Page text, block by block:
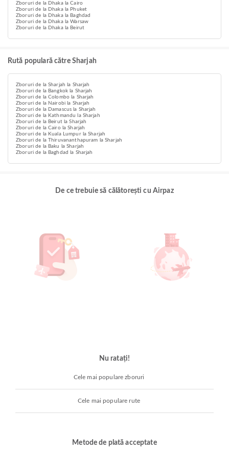
Zboruri de la Dhaka la Cairo
Zboruri de la Dhaka la Phuket
Zboruri de la Dhaka la Baghdad
Zboruri de la Dhaka la Warsaw
Zboruri de la Dhaka la Beirut
Rută populară către Sharjah
Zboruri de la Sharjah la Sharjah
Zboruri de la Bangkok la Sharjah
Zboruri de la Colombo la Sharjah
Zboruri de la Nairobi la Sharjah
Zboruri de la Damascus la Sharjah
Zboruri de la Kathmandu la Sharjah
Zboruri de la Beirut la Sharjah
Zboruri de la Cairo la Sharjah
Zboruri de la Kuala Lumpur la Sharjah
Zboruri de la Thiruvananthapuram la Sharjah
Zboruri de la Baku la Sharjah
Zboruri de la Baghdad la Sharjah
De ce trebuie să călătorești cu Airpaz
Nu ratați!
Cele mai populare zboruri
Cele mai populare rute
Metode de plată acceptate